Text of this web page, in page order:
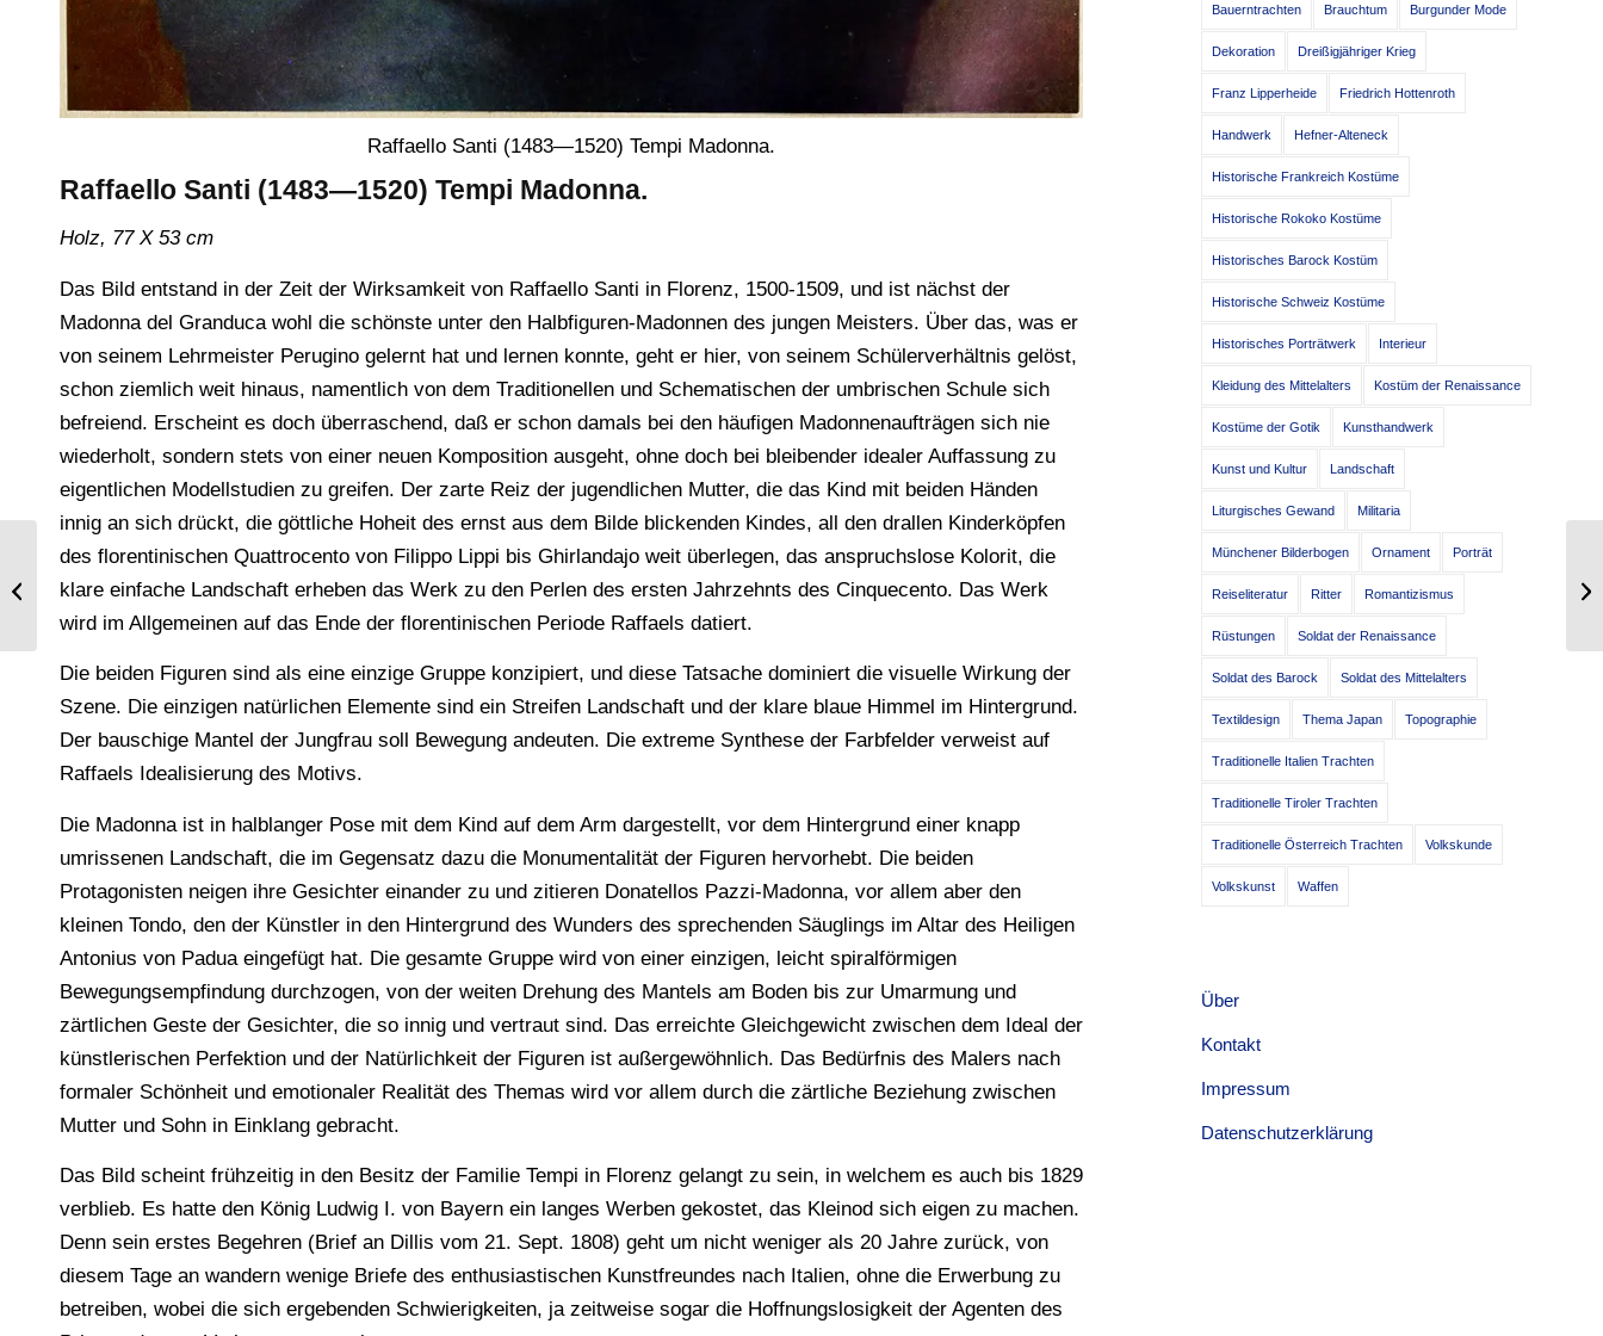
Raffaello Santi (1483—1520) Tempi Madonna.
Raffaello Santi (1483—1520) Tempi Madonna.
Holz, 77 X 53 cm
Das Bild entstand in der Zeit der Wirksamkeit von Raffaello Santi in Florenz, 1500-1509, und ist nächst der
Madonna del Granduca wohl die schönste unter den Halbfiguren-Madonnen des jungen Meisters. Über das, was er
von seinem Lehrmeister Perugino gelernt hat und lernen konnte, geht er hier, von seinem Schülerverhältnis gelöst,
schon ziemlich weit hinaus, namentlich von dem Traditionellen und Schematischen der umbrischen Schule sich
befreiend. Erscheint es doch überraschend, daß er schon damals bei den häufigen Madonnenaufträgen sich nie
wiederholt, sondern stets von einer neuen Komposition ausgeht, ohne doch bei bleibender idealer Auffassung zu
eigentlichen Modellstudien zu greifen. Der zarte Reiz der jugendlichen Mutter, die das Kind mit beiden Händen
innig an sich drückt, die göttliche Hoheit des ernst aus dem Bilde blickenden Kindes, all den drallen Kinderköpfen
des florentinischen Quattrocento von Filippo Lippi bis Ghirlandajo weit überlegen, das anspruchslose Kolorit, die
klare einfache Landschaft erheben das Werk zu den Perlen des ersten Jahrzehnts des Cinquecento. Das Werk
wird im Allgemeinen auf das Ende der florentinischen Periode Raffaels datiert.
Die beiden Figuren sind als eine einzige Gruppe konzipiert, und diese Tatsache dominiert die visuelle Wirkung der
Szene. Die einzigen natürlichen Elemente sind ein Streifen Landschaft und der klare blaue Himmel im Hintergrund.
Der bauschige Mantel der Jungfrau soll Bewegung andeuten. Die extreme Synthese der Farbfelder verweist auf
Raffaels Idealisierung des Motivs.
Die Madonna ist in halblanger Pose mit dem Kind auf dem Arm dargestellt, vor dem Hintergrund einer knapp
umrissenen Landschaft, die im Gegensatz dazu die Monumentalität der Figuren hervorhebt. Die beiden
Protagonisten neigen ihre Gesichter einander zu und zitieren Donatellos Pazzi-Madonna, vor allem aber den
kleinen Tondo, den der Künstler in den Hintergrund des Wunders des sprechenden Säuglings im Altar des Heiligen
Antonius von Padua eingefügt hat. Die gesamte Gruppe wird von einer einzigen, leicht spiralförmigen
Bewegungsempfindung durchzogen, von der weiten Drehung des Mantels am Boden bis zur Umarmung und
zärtlichen Geste der Gesichter, die so innig und vertraut sind. Das erreichte Gleichgewicht zwischen dem Ideal der
künstlerischen Perfektion und der Natürlichkeit der Figuren ist außergewöhnlich. Das Bedürfnis des Malers nach
formaler Schönheit und emotionaler Realität des Themas wird vor allem durch die zärtliche Beziehung zwischen
Mutter und Sohn in Einklang gebracht.
Das Bild scheint frühzeitig in den Besitz der Familie Tempi in Florenz gelangt zu sein, in welchem es auch bis 1829
verblieb. Es hatte den König Ludwig I. von Bayern ein langes Werben gekostet, das Kleinod sich eigen zu machen.
Denn sein erstes Begehren (Brief an Dillis vom 21. Sept. 1808) geht um nicht weniger als 20 Jahre zurück, von
diesem Tage an wandern wenige Briefe des enthusiastischen Kunstfreundes nach Italien, ohne die Erwerbung zu
betreiben, wobei die sich ergebenden Schwierigkeiten, ja zeitweise sogar die Hoffnungslosigkeit der Agenten des
Bauerntrachten Brauchtum Burgunder Mode
Dekoration Dreißigjähriger Krieg
Franz Lipperheide Friedrich Hottenroth
Handwerk Hefner-Alteneck
Historische Frankreich Kostüme
Historische Rokoko Kostüme
Historisches Barock Kostüm
Historische Schweiz Kostüme
Historisches Porträtwerk Interieur
Kleidung des Mittelalters Kostüm der Renaissance
Kostüme der Gotik Kunsthandwerk
Kunst und Kultur Landschaft
Liturgisches Gewand Militaria
Münchener Bilderbogen Ornament Porträt
Reiseliteratur Ritter Romantizismus
Rüstungen Soldat der Renaissance
Soldat des Barock Soldat des Mittelalters
Textildesign Thema Japan Topographie
Traditionelle Italien Trachten
Traditionelle Tiroler Trachten
Traditionelle Österreich Trachten Volkskunde
Volkskunst Waffen
Über
Kontakt
Impressum
Datenschutzerklärung
Caterina de’ Medici. Königin von
Frankreich